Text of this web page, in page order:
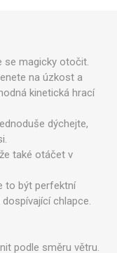
se magicky otočit.
na úzkost a
kinetická hrací
dýchejte,
také otáčet v
to být perfektní
chlapce.
podle směru větru.